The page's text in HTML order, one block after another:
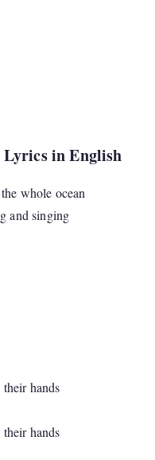
in English
whole ocean
and singing
hands
hands